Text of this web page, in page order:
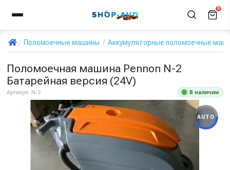
0
Поломоечные машины Аккумуляторные поломоечные
Поломоечная машина Pennon N-2
Батарейная версия (24V)
Артикул: N-2 В наличии
AUTO